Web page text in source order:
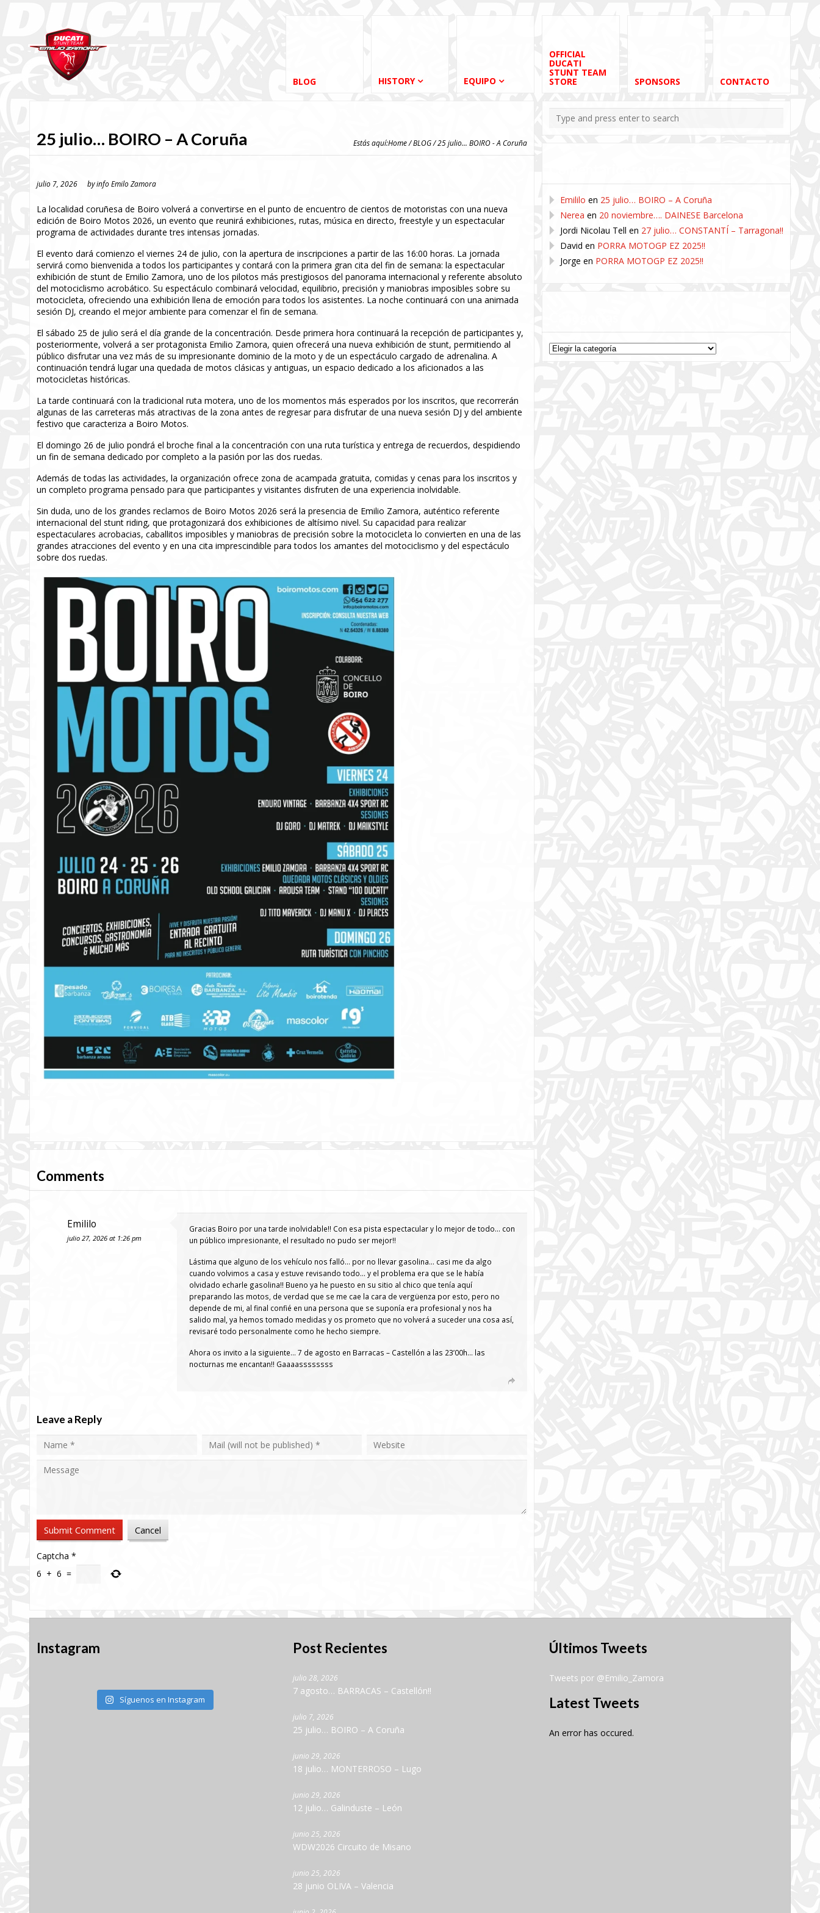
BLOG HISTORY EQUIPO
OFFICIAL
DUCATI
STUNT TEAM
STORE SPONSORS CONTACTO
25 julio… BOIRO – A Coruña Estás aquí:Home/BLOG/ 25 julio... BOIRO - A Coruña
julio 7, 2026 byinfo Emilo Zamora
La localidad coruñesa de Boiro volverá a convertirse en el punto de encuentro de cientos de motoristas con una nueva
edición de Boiro Motos 2026, un evento que reunirá exhibiciones, rutas, música en directo, freestyle y un espectacular
programa de actividades durante tres intensas jornadas.
El evento dará comienzo el viernes 24 de julio, con la apertura de inscripciones a partir de las 16:00 horas. La jornada
servirá como bienvenida a todos los participantes y contará con la primera gran cita del fin de semana: la espectacular
exhibición de stunt de Emilio Zamora, uno de los pilotos más prestigiosos del panorama internacional y referente absoluto
del motociclismo acrobático. Su espectáculo combinará velocidad, equilibrio, precisión y maniobras imposibles sobre su
motocicleta, ofreciendo una exhibición llena de emoción para todos los asistentes. La noche continuará con una animada
sesión DJ, creando el mejor ambiente para comenzar el fin de semana.
El sábado 25 de julio será el día grande de la concentración. Desde primera hora continuará la recepción de participantes y,
posteriormente, volverá a ser protagonista Emilio Zamora, quien ofrecerá una nueva exhibición de stunt, permitiendo al
público disfrutar una vez más de su impresionante dominio de la moto y de un espectáculo cargado de adrenalina. A
continuación tendrá lugar una quedada de motos clásicas y antiguas, un espacio dedicado a los aficionados a las
motocicletas históricas.
La tarde continuará con la tradicional ruta motera, uno de los momentos más esperados por los inscritos, que recorrerán
algunas de las carreteras más atractivas de la zona antes de regresar para disfrutar de una nueva sesión DJ y del ambiente
festivo que caracteriza a Boiro Motos.
El domingo 26 de julio pondrá el broche final a la concentración con una ruta turística y entrega de recuerdos, despidiendo
un fin de semana dedicado por completo a la pasión por las dos ruedas.
Además de todas las actividades, la organización ofrece zona de acampada gratuita, comidas y cenas para los inscritos y
un completo programa pensado para que participantes y visitantes disfruten de una experiencia inolvidable.
Sin duda, uno de los grandes reclamos de Boiro Motos 2026 será la presencia de Emilio Zamora, auténtico referente
internacional del stunt riding, que protagonizará dos exhibiciones de altísimo nivel. Su capacidad para realizar
espectaculares acrobacias, caballitos imposibles y maniobras de precisión sobre la motocicleta lo convierten en una de las
grandes atracciones del evento y en una cita imprescindible para todos los amantes del motociclismo y del espectáculo
sobre dos ruedas.
Comments
Emililo
julio 27, 2026 at 1:26 pm
Gracias Boiro por una tarde inolvidable!! Con esa pista espectacular y lo mejor de todo… con
un público impresionante, el resultado no pudo ser mejor!!
Lástima que alguno de los vehículo nos falló… por no llevar gasolina… casi me da algo
cuando volvimos a casa y estuve revisando todo… y el problema era que se le había
olvidado echarle gasolina!! Bueno ya he puesto en su sitio al chico que tenía aquí
preparando las motos, de verdad que se me cae la cara de vergüenza por esto, pero no
depende de mi, al final confié en una persona que se suponía era profesional y nos ha
salido mal, ya hemos tomado medidas y os prometo que no volverá a suceder una cosa así,
revisaré todo personalmente como he hecho siempre.
Ahora os invito a la siguiente… 7 de agosto en Barracas – Castellón a las 23’00h… las
nocturnas me encantan!! Gaaaassssssss
Leave a Reply
Captcha *
6 + 6 =
Emililo en 25 julio… BOIRO – A Coruña
Nerea en 20 noviembre…. DAINESE Barcelona
Jordi Nicolau Tell en 27 julio… CONSTANTÍ – Tarragona!!
David en PORRA MOTOGP EZ 2025!!
Jorge en PORRA MOTOGP EZ 2025!!
Categorías
Instagram
Síguenos en Instagram
Post Recientes
julio 28, 2026
7 agosto… BARRACAS – Castellón!!
julio 7, 2026
25 julio… BOIRO – A Coruña
junio 29, 2026
18 julio… MONTERROSO – Lugo
junio 29, 2026
12 julio… Galinduste – León
junio 25, 2026
WDW2026 Circuito de Misano
junio 25, 2026
28 junio OLIVA – Valencia
Últimos Tweets
Tweets por @Emilio_Zamora
Latest Tweets
An error has occured.